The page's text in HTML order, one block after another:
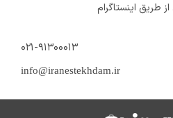
طریق اینستاگرام
۰۲۱-۹۱۳۰۰۰۱۳
info@iranestekhdam.ir